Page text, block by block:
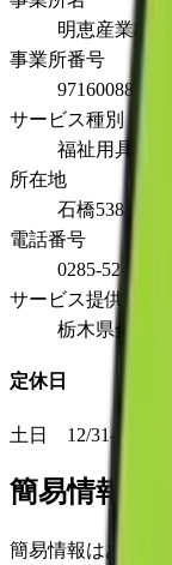
明恵産業株式
事業所番号
971600887
サービス種別
福祉用具販売
所在地
石橋538-3
電話番号
0285-52-0661
サービス提供地域
栃木県全域
定休日
土日 12/31-1/3
簡易情報
簡易情報はありま